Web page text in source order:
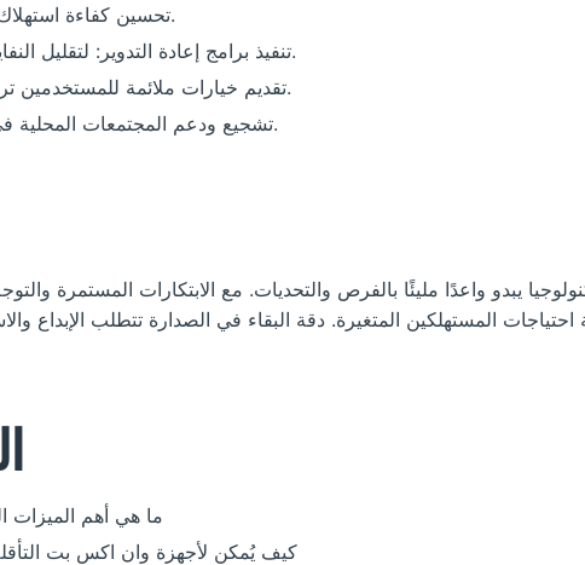
تحسين كفاءة استهلاك الطاقة لتقليل البصمة الكربونية.
تنفيذ برامج إعادة التدوير: لتقليل النفايات المتولدة عن الأجهزة القديمة.
تقديم خيارات ملائمة للمستخدمين تركز على الصيانة وليس الاستبدال.
تشجيع ودعم المجتمعات المحلية في مشاريع التكنولوجيا المستدامة.
يبدو واعدًا مليئًا بالفرص والتحديات. مع الابتكارات المستمرة
احتياجات المستهلكين المتغيرة. دقة البقاء في الصدارة تتطلب الإبداع
ما هي أهم الميزات
كيف يُمكن لأجهزة وان اكس بت